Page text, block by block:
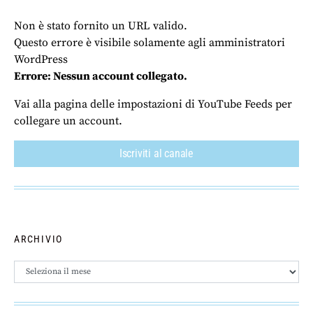
Non è stato fornito un URL valido.
Questo errore è visibile solamente agli amministratori
WordPress
Errore: Nessun account collegato.
Vai alla pagina delle impostazioni di YouTube Feeds per
collegare un account.
Iscriviti al canale
ARCHIVIO
Archivio